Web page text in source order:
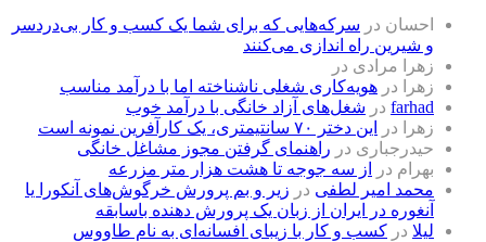
احسان در سرکه‌هایی که برای شما یک کسب و کار بی‌دردسر
و شیرین راه اندازی می‌کنند
زهرا مرادی در
زهرا
در هویه‌کاری شغلی ناشناخته اما با درآمد مناسب
farhad در شغل‌های آزاد خانگی با درآمد خوب
زهرا
در
این دختر ۷۰ سانتیمتری، یک کارآفرین نمونه است
حیدرجباری در راهنمای گرفتن مجوز مشاغل خانگی
بهرام در
از سه جوجه تا هشت هزار متر مزرعه
محمد امیر لطفی در زیر و بم پرورش خرگوش‌های آنکورا یا
آنغوره در ایران از زبان یک پرورش دهنده باسابقه
لیلا در کسب و کار با زیبای افسانه‌ای به نام طاووس